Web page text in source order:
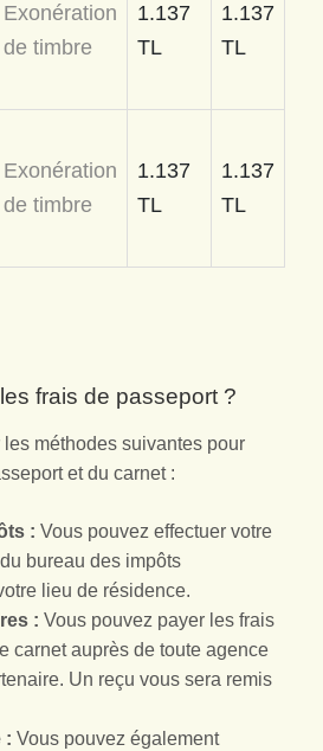
Exonération
de timbre
1.137
TL
1.137
TL
Exonération
de timbre
1.137
TL
1.137
TL
frais de passeport ?
méthodes suivantes pour
et du carnet :
: Vous pouvez effectuer votre
bureau des impôts
lieu de résidence.
: Vous pouvez payer les frais
carnet auprès de toute agence
Un reçu vous sera remis
: Vous pouvez également